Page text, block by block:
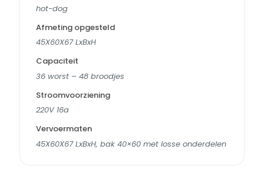
hot-dog
Afmeting opgesteld
45X60X67 LxBxH
Capaciteit
36 worst – 48 broodjes
Stroomvoorziening
220V 16a
Vervoermaten
45X60X67 LxBxH, bak 40×60 met losse onderdelen